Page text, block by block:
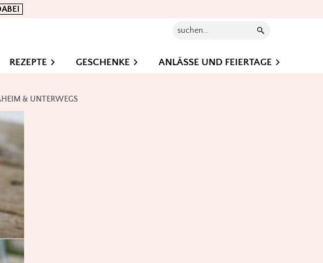
Suchen...
REZEPTE GESCHENKE ANLÄSSE UND FEIERTAGE
& UNTERWEGS